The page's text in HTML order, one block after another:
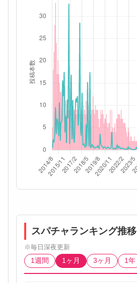
スパチャランキング推移
※毎日深夜更新
1週間
1ヶ月 3ヶ月 1年